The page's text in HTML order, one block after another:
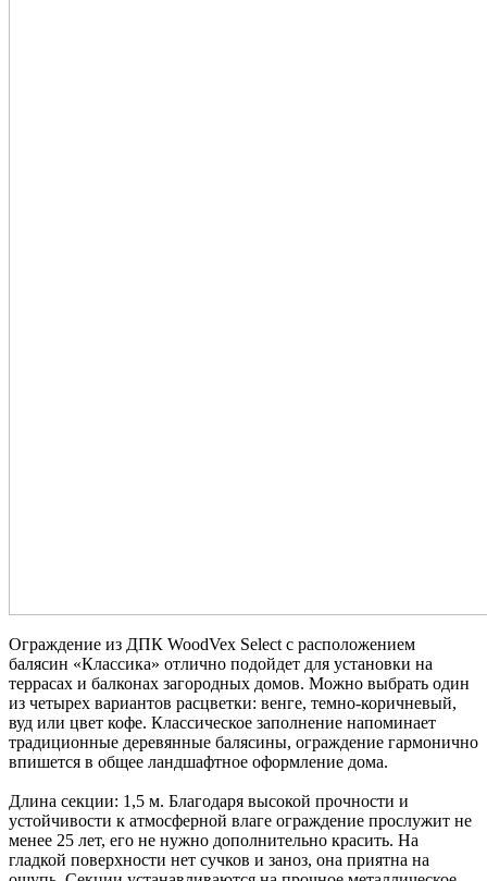
Ограждение из ДПК WoodVex Select с расположением
балясин «Классика» отлично подойдет для установки на
террасах и балконах загородных домов. Можно выбрать один
из четырех вариантов расцветки: венге, темно-коричневый,
вуд или цвет кофе. Классическое заполнение напоминает
традиционные деревянные балясины, ограждение гармонично
впишется в общее ландшафтное оформление дома.
Длина секции: 1,5 м. Благодаря высокой прочности и
устойчивости к атмосферной влаге ограждение прослужит не
менее 25 лет, его не нужно дополнительно красить. На
гладкой поверхности нет сучков и заноз, она приятна на